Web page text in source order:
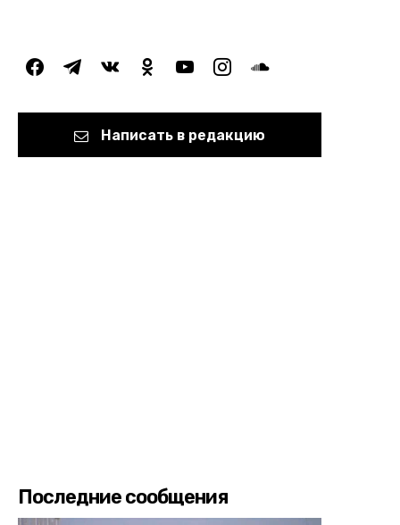
facebooktelegramvkontakteodnoklassniki
youtubeinstagramsoundcloud
Написать в редакцию
Последние сообщения